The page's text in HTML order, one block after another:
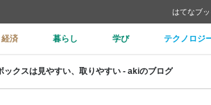
はてなブ
済 暮らし 学び テクノロジ
ックスは見やすい、取りやすい - akiのブログ